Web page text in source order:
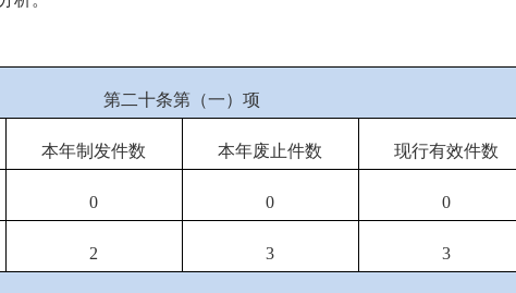
第二十条第（一）项
本年制发件数 本年废止件数 现行有效件数
0 0 0
2 3 3